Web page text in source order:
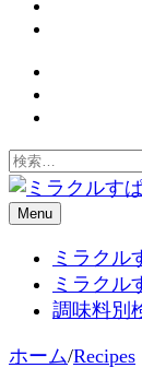
検
索:
ミラク
ピサイ
Menu
ミラクル
ミラクル
調味料別
ホーム/Recipes